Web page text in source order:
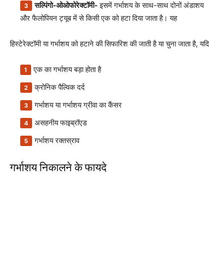
सल्पिंगो-ओओफोरेक्टॉमी- इसमें गर्भाशय के साथ-साथ दोनों अंडाशय
और फैलोपियन ट्यूब में से किसी एक को हटा दिया जाता है। यह
हिस्टेरेक्टॉमी या गर्भाशय को हटाने की सिफारिश की जाती है या चुना जाता है, यदि
एक का गर्भाशय बड़ा होता है
क्रोनिक पैल्विक दर्द
गर्भाशय या गर्भाशय ग्रीवा का कैंसर
असहनीय फाइब्रॉएड
गर्भाशय रक्तस्राव
गर्भाशय निकालने के फायदे